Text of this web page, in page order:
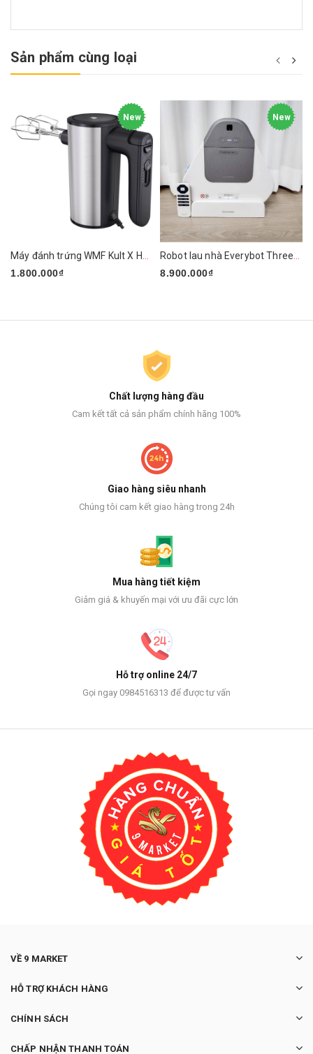
Sản phẩm cùng loại
New
1.800.000₫
New
8.900.000₫
Chất lượng hàng đầu
Cam kết tất cả sản phẩm chính hãng 100%
Giao hàng siêu nhanh
Chúng tôi cam kết giao hàng trong 24h
Mua hàng tiết kiệm
Giảm giá & khuyến mại với ưu đãi cực lớn
Hỗ trợ online 24/7
Gọi ngay 0984516313 để được tư vấn
VỀ 9 MARKET
HỖ TRỢ KHÁCH HÀNG
CHÍNH SÁCH
CHẤP NHẬN THANH TOÁN